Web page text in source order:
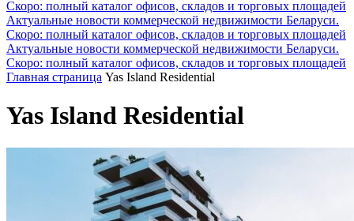
Скоро: полный каталог офисов, складов и торговых площадей
Актуальные новости коммерческой недвижимости Беларуси.
Скоро: полный каталог офисов, складов и торговых площадей
Актуальные новости коммерческой недвижимости Беларуси.
Скоро: полный каталог офисов, складов и торговых площадей
Главная страница Yas Island Residential
Yas Island Residential